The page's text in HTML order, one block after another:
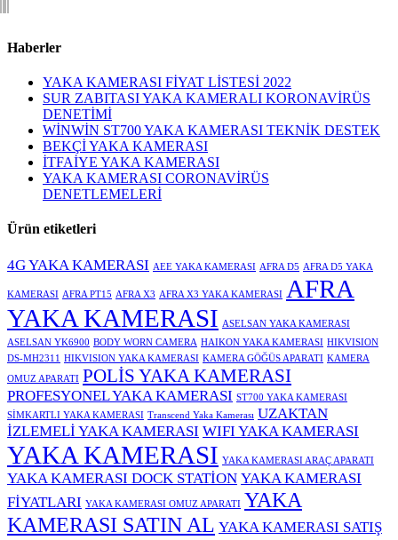
Haberler
YAKA KAMERASI FİYAT LİSTESİ 2022
SUR ZABITASI YAKA KAMERALI KORONAVİRÜS
DENETİMİ
WİNWİN ST700 YAKA KAMERASI TEKNİK DESTEK
BEKÇİ YAKA KAMERASI
İTFAİYE YAKA KAMERASI
YAKA KAMERASI CORONAVİRÜS
DENETLEMELERİ
Ürün etiketleri
4G YAKA KAMERASI AEE YAKA KAMERASI AFRA D5 AFRA D5 YAKA
KAMERASI AFRA PT15 AFRA X3 AFRA X3 YAKA KAMERASI AFRA
YAKA KAMERASI ASELSAN YAKA KAMERASI
ASELSAN YK6900 BODY WORN CAMERA HAIKON YAKA KAMERASI HIKVISION
DS-MH2311
HIKVISION YAKA KAMERASI KAMERA GÖĞÜS APARATI KAMERA
OMUZ APARATI POLİS YAKA KAMERASI
PROFESYONEL YAKA KAMERASI ST700 YAKA KAMERASI
SİMKARTLI YAKA KAMERASI Transcend Yaka Kamerası UZAKTAN
İZLEMELİ YAKA KAMERASI WIFI YAKA KAMERASI
YAKA KAMERASI YAKA KAMERASI ARAÇ APARATI
YAKA KAMERASI DOCK STATİON YAKA KAMERASI
FİYATLARI YAKA KAMERASI OMUZ APARATI YAKA
KAMERASI SATIN AL YAKA KAMERASI SATIŞ